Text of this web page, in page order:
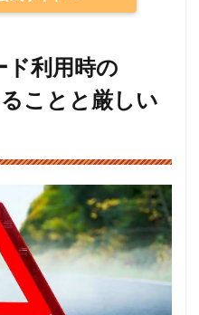
ド利用時の
ことと厳しい